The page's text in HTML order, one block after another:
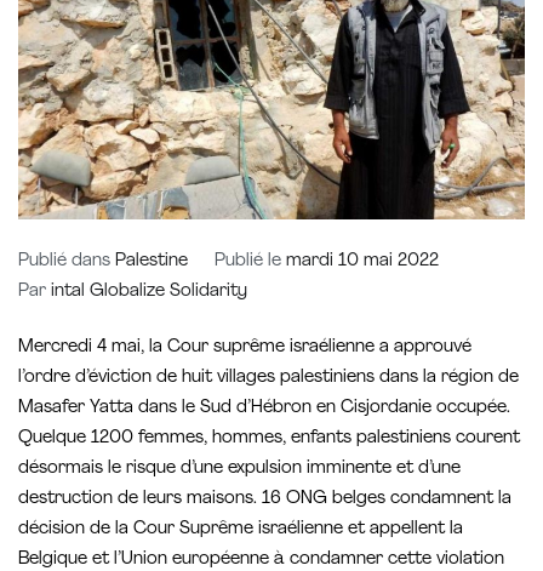
Publié dans Palestine Publié le mardi 10 mai 2022
Par intal Globalize Solidarity
Mercredi 4 mai, la Cour suprême israélienne a approuvé
l’ordre d’éviction de huit villages palestiniens dans la région de
Masafer Yatta dans le Sud d’Hébron en Cisjordanie occupée.
Quelque 1200 femmes, hommes, enfants palestiniens courent
désormais le risque d’une expulsion imminente et d’une
destruction de leurs maisons. 16 ONG belges condamnent la
décision de la Cour Suprême israélienne et appellent la
Belgique et l’Union européenne à condamner cette violation